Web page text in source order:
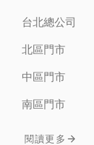
台北總公司
北區門市
中區門市
南區門市
閱讀更多